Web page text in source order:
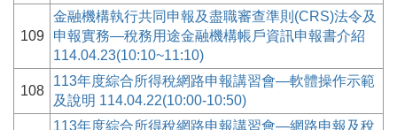
109
金融機構執行共同申報及盡職審查準則(CRS)法令及
申報實務—稅務用途金融機構帳戶資訊申報書介紹
114.04.23(10:10~11:10)
108
113年度綜合所得稅網路申報講習會—軟體操作示範
及說明 114.04.22(10:00-10:50)
113年度綜合所得稅網路申報講習會—網路申報及稅